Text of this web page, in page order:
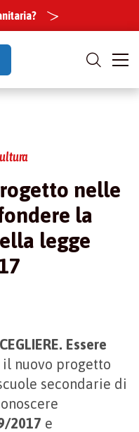
nelle
la
legge
Essere
il nuovo progetto
secondarie di
2017 e